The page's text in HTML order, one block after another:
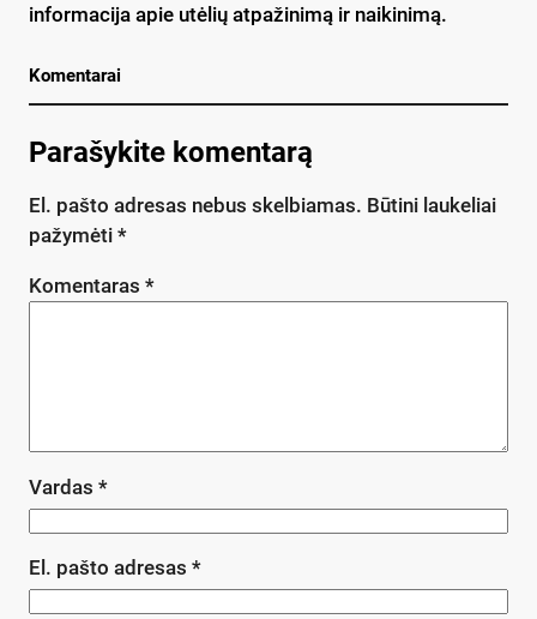
in­for­ma­ci­ja apie utė­lių at­pa­ži­ni­mą ir nai­ki­ni­mą.
Komentarai
Parašykite komentarą
El. pašto adresas nebus skelbiamas. Būtini laukeliai
pažymėti *
Komentaras *
Vardas *
El. pašto adresas *